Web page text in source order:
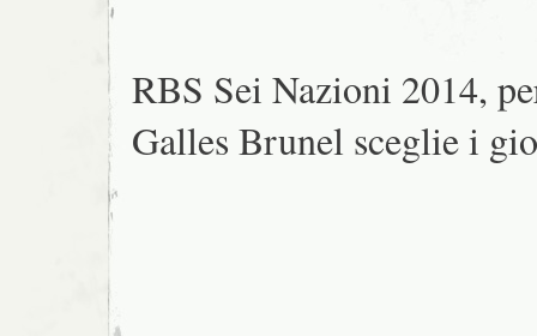
RBS Sei Nazioni 2014,
Galles Brunel sceglie i